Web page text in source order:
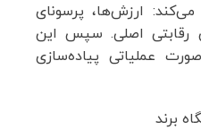
ارزش‌ها، پرسونای
رقابتی اصلی. سپس این
عملیاتی پیاده‌سازی